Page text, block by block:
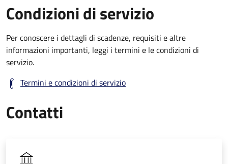
Condizioni di servizio
Per conoscere i dettagli di scadenze, requisiti e altre
informazioni importanti, leggi i termini e le condizioni di
servizio.
Termini e condizioni di servizio
Contatti